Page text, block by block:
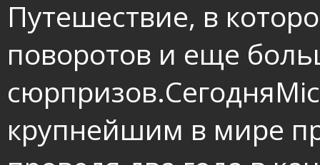
Путешествие, в
поворотов и еще
крупнейшим в мире